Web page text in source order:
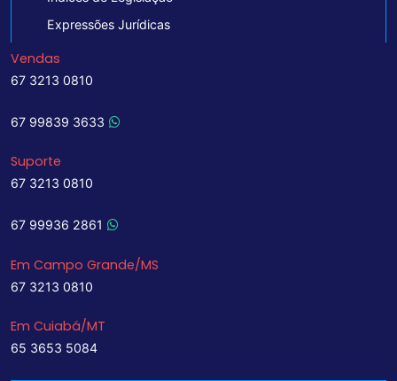
Expressões Jurídicas
Vendas
67 3213 0810
67 99839 3633
Suporte
67 3213 0810
67 99936 2861
Em Campo Grande/MS
67 3213 0810
Em Cuiabá/MT
65 3653 5084